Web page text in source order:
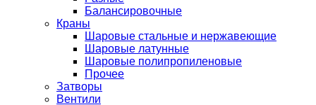
Балансировочные
Краны
Шаровые стальные и нержавеющие
Шаровые латунные
Шаровые полипропиленовые
Прочее
Затворы
Вентили